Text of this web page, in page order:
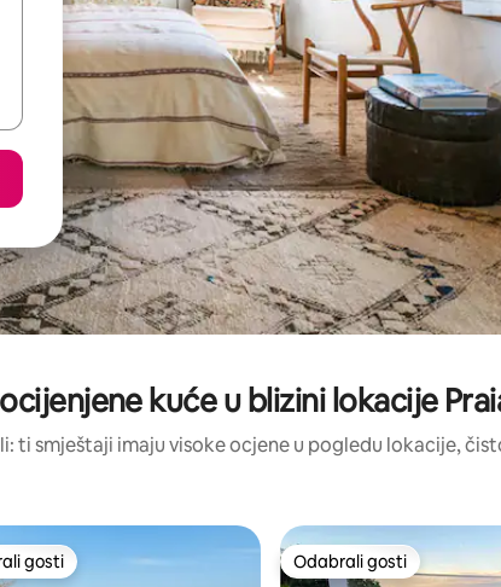
kuće u blizini lokacije
ti smještaji imaju visoke ocjene u pogledu lokacije,
rangiranima s oznakom „Odabrali gosti”
gosti Odabrali gosti
Odabrali gosti